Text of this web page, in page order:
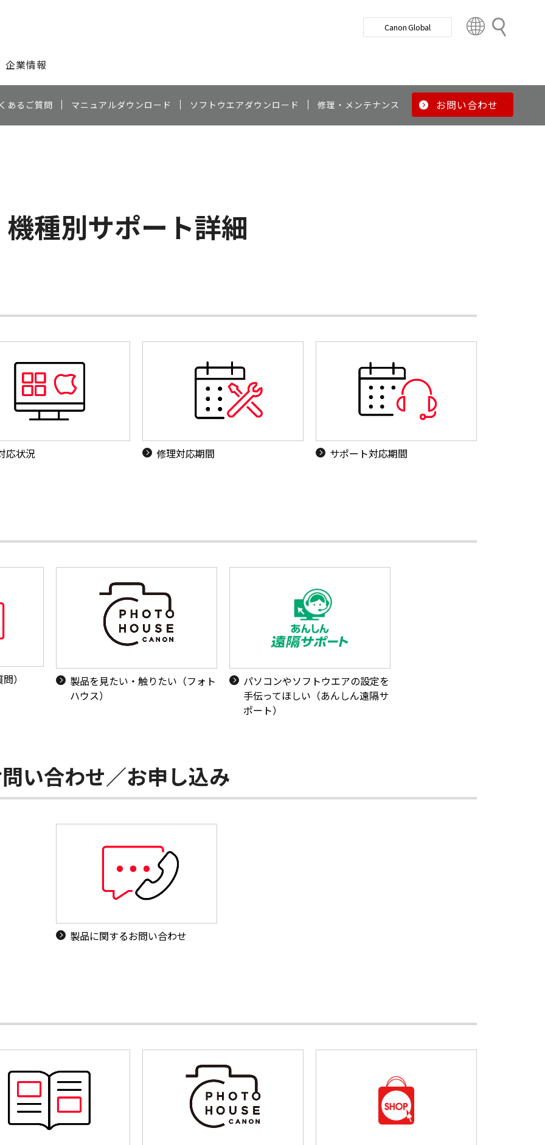
検
企業情報
Canon Global
t
y
あるご質問 マニュアルダウンロード ソフトウエアダウンロード 修理・メンテナンス お問い合わせ
機種別サポート詳細
応状況 修理対応期間 サポート対応期間
）
製品を見たい・触りたい（フォト
ハウス）
パソコンやソフトウエアの設定を
手伝ってほしい（あんしん遠隔サ
ポート）
い合わせ／お申し込み
製品に関するお問い合わせ